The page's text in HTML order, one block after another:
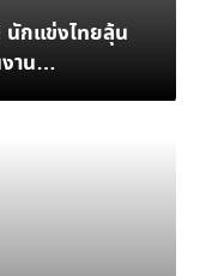
กแข่งไทยลุ้น
าน
World